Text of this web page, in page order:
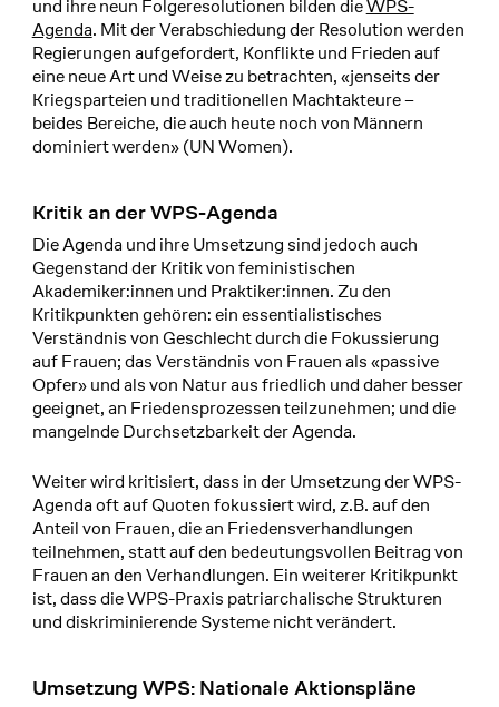
und ihre neun Folgeresolutionen bilden dieWPS-
Agenda. Mit der Verabschiedung der Resolution werden
Regierungen aufgefordert, Konflikte und Frieden auf
eine neue Art und Weise zu betrachten, «jenseits der
Kriegsparteien und traditionellen Machtakteure –
beides Bereiche, die auch heute noch von Männern
dominiert werden» (UN Women).
Kritik an der WPS-Agenda
Die Agenda und ihre Umsetzung sind jedoch auch
Gegenstand der Kritik von feministischen
Akademiker:innen und Praktiker:innen. Zu den
Kritikpunkten gehören: ein essentialistisches
Verständnis von Geschlecht durch die Fokussierung
auf Frauen; das Verständnis von Frauen als «passive
Opfer» und als von Natur aus friedlich und daher besser
geeignet, an Friedensprozessen teilzunehmen; und die
mangelnde Durchsetzbarkeit der Agenda.
Weiter wird kritisiert, dass in der Umsetzung der WPS-
Agenda oft auf Quoten fokussiert wird, z.B. auf den
Anteil von Frauen, die an Friedensverhandlungen
teilnehmen, statt auf den bedeutungsvollen Beitrag von
Frauen an den Verhandlungen. Ein weiterer Kritikpunkt
ist, dass die WPS-Praxis patriarchalische Strukturen
und diskriminierende Systeme nicht verändert.
Umsetzung WPS: Nationale Aktionspläne